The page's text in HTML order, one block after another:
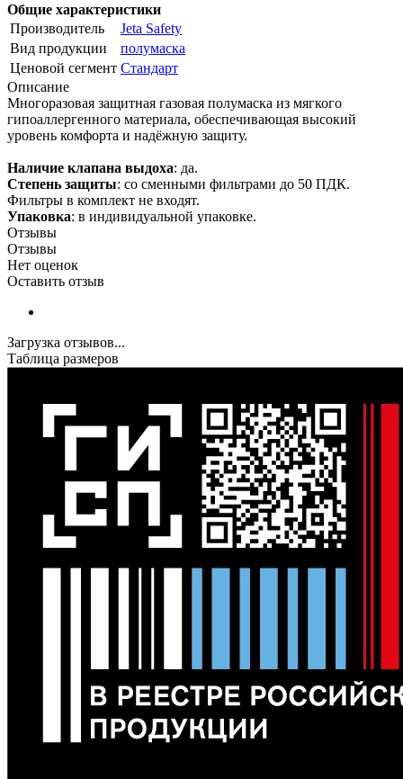
Общие характеристики
Производитель
Jeta Safety
Вид продукции
полумаска
Ценовой сегмент Стандарт
Описание
Многоразовая защитная газовая полумаска из мягкого
гипоаллергенного материала, обеспечивающая высокий
уровень комфорта и надёжную защиту.
Наличие клапана выдоха: да.
Степень защиты: со сменными фильтрами до 50 ПДК.
Фильтры в комплект не входят.
Упаковка: в индивидуальной упаковке.
Отзывы
Отзывы
Нет оценок
Оставить отзыв
Загрузка отзывов...
Таблица размеров